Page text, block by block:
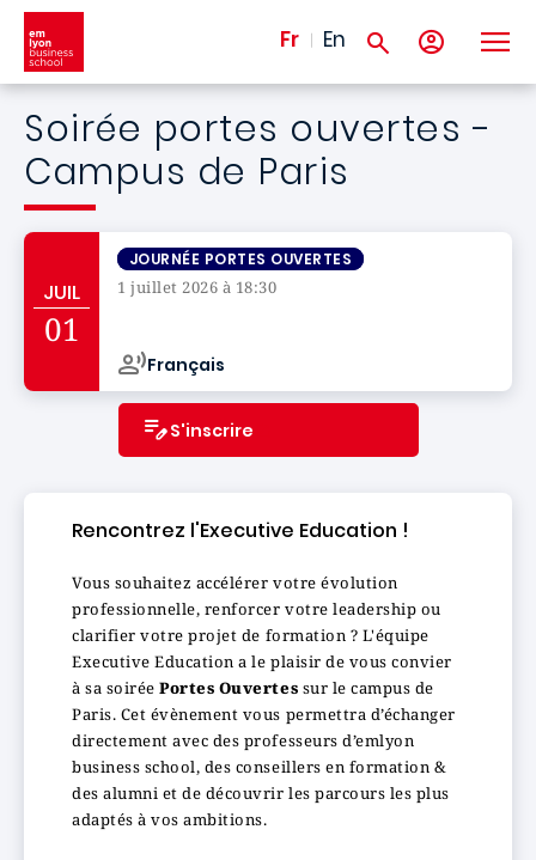
Aller au contenu principal
Fr En
Soirée portes ouvertes -
Campus de Paris
JUIL
01
JOURNÉE PORTES OUVERTES
1 juillet 2026 à 18:30
Français
S'inscrire
Rencontrez l'Executive Education !
Vous souhaitez accélérer votre évolution
professionnelle, renforcer votre leadership ou
clarifier votre projet de formation ? L'équipe
Executive Education a le plaisir de vous convier
à sa soiréePortes Ouvertes sur le campus de
Paris. Cet évènement vous permettra d’échanger
directement avec des professeurs d’emlyon
business school, des conseillers en formation &
des alumni et de découvrir les parcours les plus
adaptés à vos ambitions.